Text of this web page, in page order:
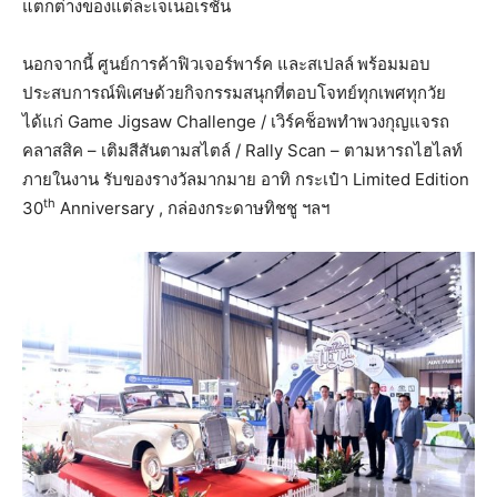
แตกต่างของแต่ละเจเนอเรชัน
นอกจากนี้ ศูนย์การค้าฟิวเจอร์พาร์ค และสเปลล์พร้อมมอบ
ประสบการณ์พิเศษด้วยกิจกรรมสนุกที่ตอบโจทย์ทุกเพศทุกวัย
ได้แก่ Game Jigsaw Challenge / เวิร์คช็อพทำพวงกุญแจรถ
คลาสสิค – เติมสีสันตามสไตล์ / Rally Scan – ตามหารถไฮไลท์
ภายในงาน รับของรางวัลมากมาย อาทิ กระเป๋า Limited Edition
30th Anniversary , กล่องกระดาษทิชชู ฯลฯ